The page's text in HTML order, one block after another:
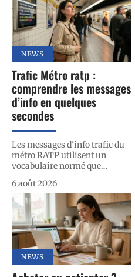
NEWS
Trafic Métro ratp :
comprendre les messages
d’info en quelques
secondes
Les messages d'info trafic du
métro RATP utilisent un
vocabulaire normé que…
6 août 2026
NEWS